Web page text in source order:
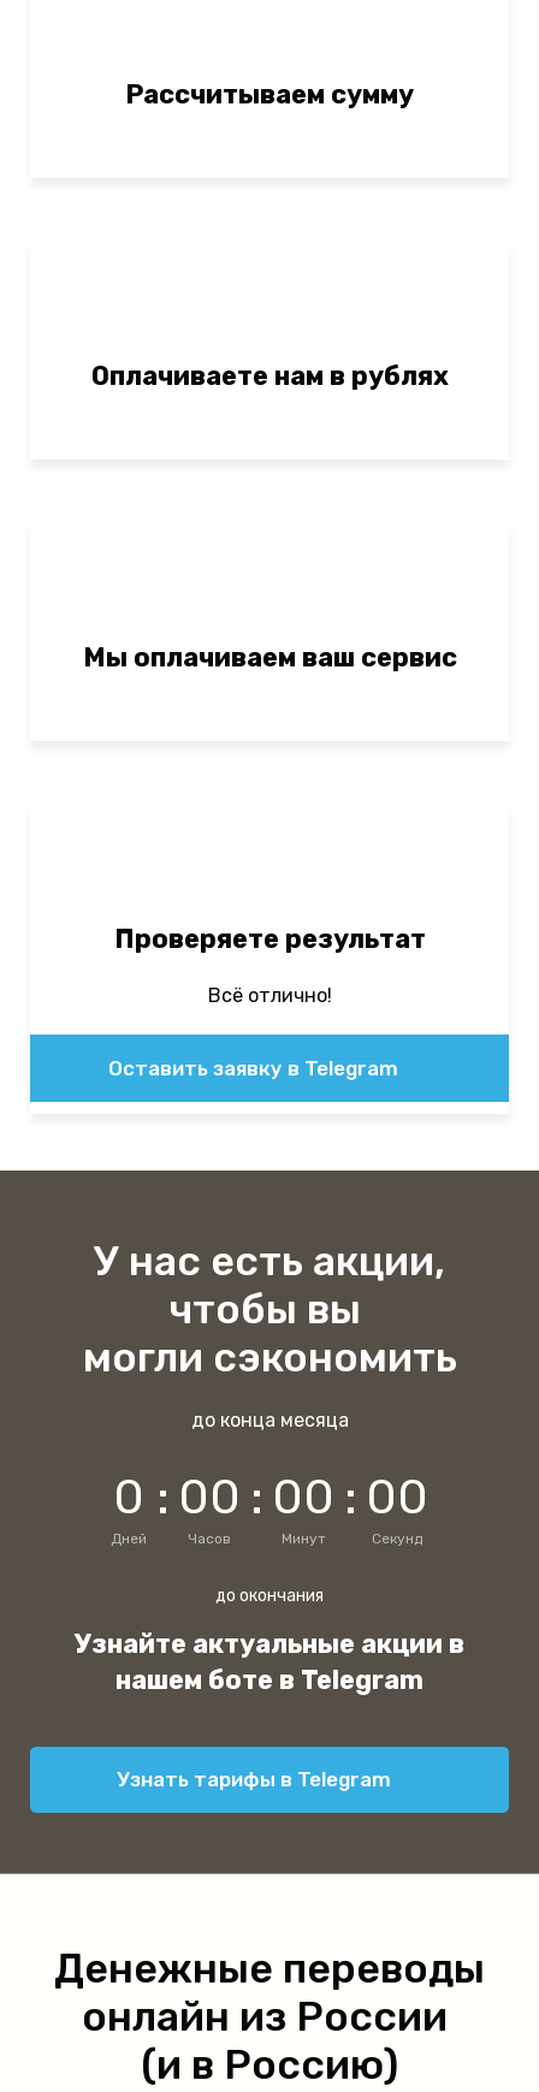
Рассчитываем сумму
Оплачиваете нам в рублях
Мы оплачиваем ваш сервис
Проверяете результат
Всё отлично!
Оставить заявку в Telegram
У нас есть акции,
чтобы вы
могли сэкономить
до конца месяца
0
Дней
: 00
Часов
: 00
Минут
: 00
Секунд
до окончания
Узнайте актуальные акции в
нашем боте в Telegram
Узнать тарифы в Telegram
Денежные переводы
онлайн из России
(и в Россию)